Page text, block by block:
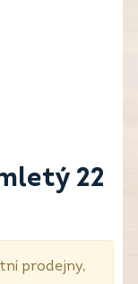
22
prodejny,